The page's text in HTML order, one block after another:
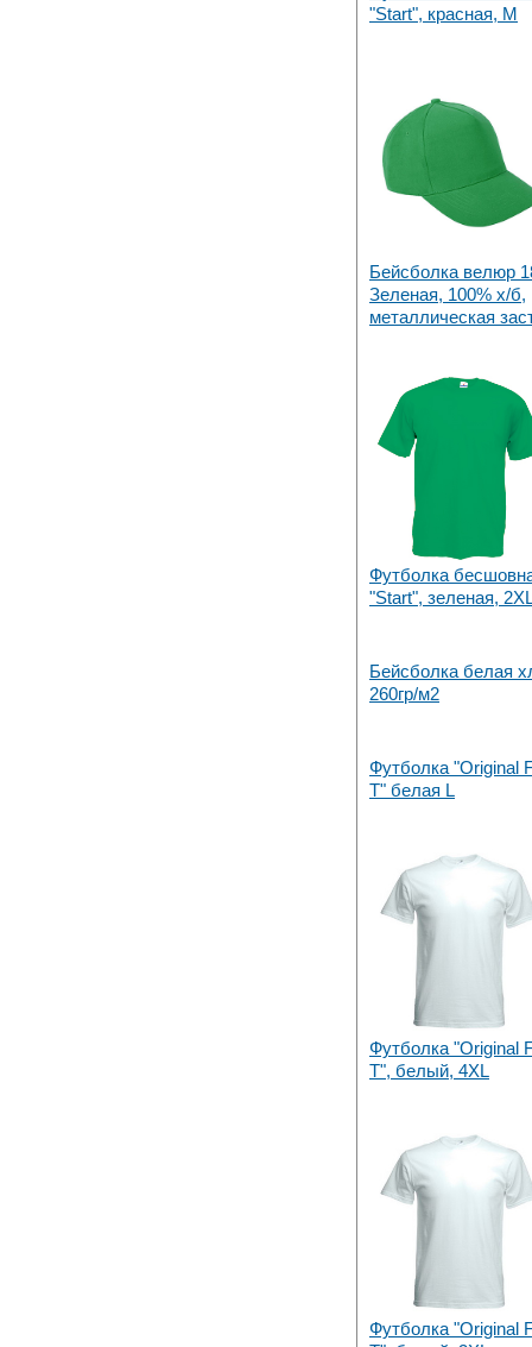
"Start", красная, M
Бейсболка велюр
Зеленая, 100% х/б,
металлическая
Футболка
"Start", зеленая,
Бейсболка белая
260гр/м2
Футболка "Original
T" белая L
Футболка "Original
T", белый, 4XL
Футболка "Original